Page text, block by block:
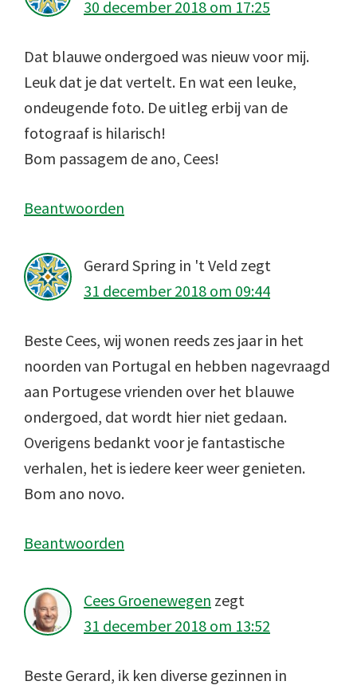
30 december 2018 om 17:25
Dat blauwe ondergoed was nieuw voor mij.
Leuk dat je dat vertelt. En wat een leuke,
ondeugende foto. De uitleg erbij van de
fotograaf is hilarisch!
Bom passagem de ano, Cees!
Beantwoorden
Gerard Spring in 't Veld zegt
31 december 2018 om 09:44
Beste Cees, wij wonen reeds zes jaar in het
noorden van Portugal en hebben nagevraagd
aan Portugese vrienden over het blauwe
ondergoed, dat wordt hier niet gedaan.
Overigens bedankt voor je fantastische
verhalen, het is iedere keer weer genieten.
Bom ano novo.
Beantwoorden
Cees Groenewegen zegt
31 december 2018 om 13:52
Beste Gerard, ik ken diverse gezinnen in